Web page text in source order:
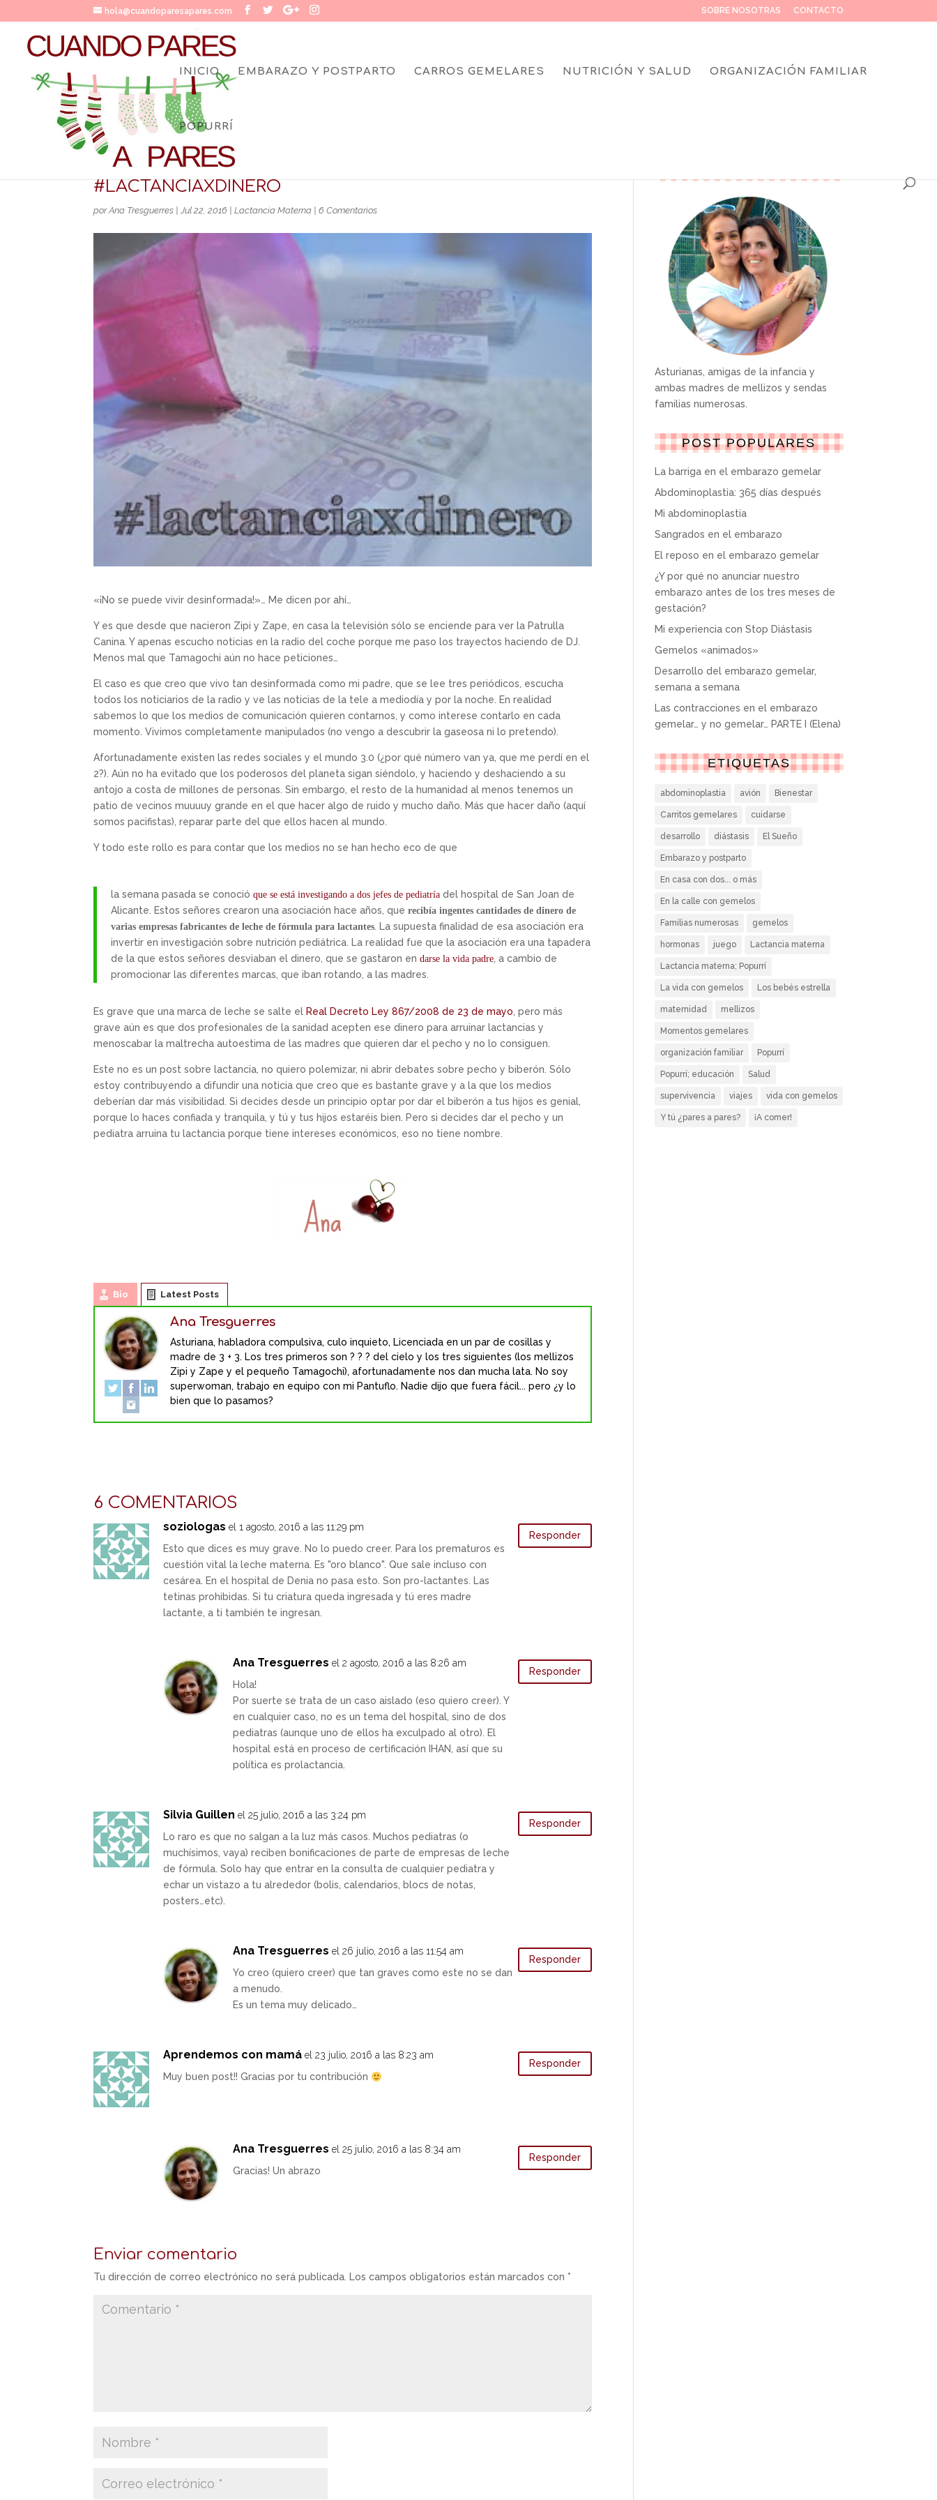
hola@cuandoparesapares.com SOBRE NOSOTRAS CONTACTO
INICIO EMBARAZO Y POSTPARTO CARROS GEMELARES NUTRICIÓN Y SALUD ORGANIZACIÓN FAMILIAR
POPURRÍ
QUE SE SEPA QUE TODAVÍA EXISTE LA
#LACTANCIAXDINERO
porAna Tresguerres |Jul 22, 2016 |Lactancia Materna |6 Comentarios
«¡No se puede vivir desinformada!»… Me dicen por ahí…
Y es que desde que nacieron Zipi y Zape, en casa la televisión sólo se enciende para ver la Patrulla
Canina. Y apenas escucho noticias en la radio del coche porque me paso los trayectos haciendo de DJ.
Menos mal que Tamagochi aún no hace peticiones…
El caso es que creo que vivo tan desinformada como mi padre, que se lee tres periódicos, escucha
todos los noticiarios de la radio y ve las noticias de la tele a mediodía y por la noche. En realidad
sabemos lo que los medios de comunicación quieren contarnos, y como interese contarlo en cada
momento. Vivimos completamente manipulados (no vengo a descubrir la gaseosa ni lo pretendo).
Afortunadamente existen las redes sociales y el mundo 3.0 (¿por qué número van ya, que me perdí en el
2?). Aún no ha evitado que los poderosos del planeta sigan siéndolo, y haciendo y deshaciendo a su
antojo a costa de millones de personas. Sin embargo, el resto de la humanidad al menos tenemos un
patio de vecinos muuuuy grande en el que hacer algo de ruido y mucho daño. Más que hacer daño (aquí
somos pacifistas), reparar parte del que ellos hacen al mundo.
Y todo este rollo es para contar que los medios no se han hecho eco de que
la semana pasada se conocióque se está investigando a dos jefes de pediatríadel hospital de San Joan de
Alicante. Estos señores crearon una asociación hace años, querecibía ingentes cantidades de dinero de
varias empresas fabricantes de leche de fórmula para lactantes . La supuesta finalidad de esa asociación era
invertir en investigación sobre nutrición pediátrica. La realidad fue que la asociación era una tapadera
de la que estos señores desviaban el dinero, que se gastaron endarse la vida padre , a cambio de
promocionar las diferentes marcas, que iban rotando, a las madres.
Es grave que una marca de leche se salte el Real Decreto Ley 867/2008 de 23 de mayo , pero más
grave aún es que dos profesionales de la sanidad acepten ese dinero para arruinar lactancias y
menoscabar la maltrecha autoestima de las madres que quieren dar el pecho y no lo consiguen.
Este no es un post sobre lactancia, no quiero polemizar, ni abrir debates sobre pecho y biberón. Sólo
estoy contribuyendo a difundir una noticia que creo que es bastante grave y a la que los medios
deberían dar más visibilidad. Si decides desde un principio optar por dar el biberón a tus hijos es genial,
porque lo haces confiada y tranquila, y tú y tus hijos estaréis bien. Pero si decides dar el pecho y un
pediatra arruina tu lactancia porque tiene intereses económicos, eso no tiene nombre.
Bio Latest Posts
Ana Tresguerres
Asturiana, habladora compulsiva, culo inquieto, Licenciada en un par de cosillas y
madre de 3 + 3. Los tres primeros son ? ? ? del cielo y los tres siguientes (los mellizos
Zipi y Zape y el pequeño Tamagochi), afortunadamente nos dan mucha lata. No soy
superwoman, trabajo en equipo con mi Pantuflo. Nadie dijo que fuera fácil... pero ¿y lo
bien que lo pasamos?
6 COMENTARIOS
soziologas el 1 agosto, 2016 a las 11:29 pm
Esto que dices es muy grave. No lo puedo creer. Para los prematuros es
cuestión vital la leche materna. Es "oro blanco". Que sale incluso con
cesárea. En el hospital de Denia no pasa esto. Son pro-lactantes. Las
tetinas prohibidas. Si tu criatura queda ingresada y tú eres madre
lactante, a ti también te ingresan.
Responder
Ana Tresguerres el 2 agosto, 2016 a las 8:26 am
Hola!
Por suerte se trata de un caso aislado (eso quiero creer). Y
en cualquier caso, no es un tema del hospital, sino de dos
pediatras (aunque uno de ellos ha exculpado al otro). El
hospital está en proceso de certificación IHAN, así que su
política es prolactancia.
Responder
Silvia Guillen el 25 julio, 2016 a las 3:24 pm
Lo raro es que no salgan a la luz más casos. Muchos pediatras (o
muchísimos, vaya) reciben bonificaciones de parte de empresas de leche
de fórmula. Solo hay que entrar en la consulta de cualquier pediatra y
echar un vistazo a tu alrededor (bolis, calendarios, blocs de notas,
posters…etc).
Responder
Ana Tresguerres el 26 julio, 2016 a las 11:54 am
Yo creo (quiero creer) que tan graves como este no se dan
a menudo.
Es un tema muy delicado…
Responder
Aprendemos con mamá el 23 julio, 2016 a las 8:23 am
Muy buen post!! Gracias por tu contribución
Responder
Ana Tresguerres el 25 julio, 2016 a las 8:34 am
Gracias! Un abrazo
Responder
Enviar comentario
Tu dirección de correo electrónico no será publicada. Los campos obligatorios están marcados con *
Asturianas, amigas de la infancia y
ambas madres de mellizos y sendas
familias numerosas.
POST POPULARES
La barriga en el embarazo gemelar
Abdominoplastia: 365 días después
Mi abdominoplastia
Sangrados en el embarazo
El reposo en el embarazo gemelar
¿Y por qué no anunciar nuestro
embarazo antes de los tres meses de
gestación?
Mi experiencia con Stop Diástasis
Gemelos «animados»
Desarrollo del embarazo gemelar,
semana a semana
Las contracciones en el embarazo
gemelar… y no gemelar… PARTE I (Elena)
ETIQUETAS
abdominoplastia avión Bienestar
Carritos gemelares cuidarse
desarrollo diástasis El Sueño
Embarazo y postparto
En casa con dos... o más
En la calle con gemelos
Familias numerosas gemelos
hormonas juego Lactancia materna
Lactancia materna; Popurrí
La vida con gemelos Los bebés estrella
maternidad mellizos
Momentos gemelares
organización familiar Popurrí
Popurrí; educación Salud
supervivencia viajes vida con gemelos
Y tú ¿pares a pares? ¡A comer!